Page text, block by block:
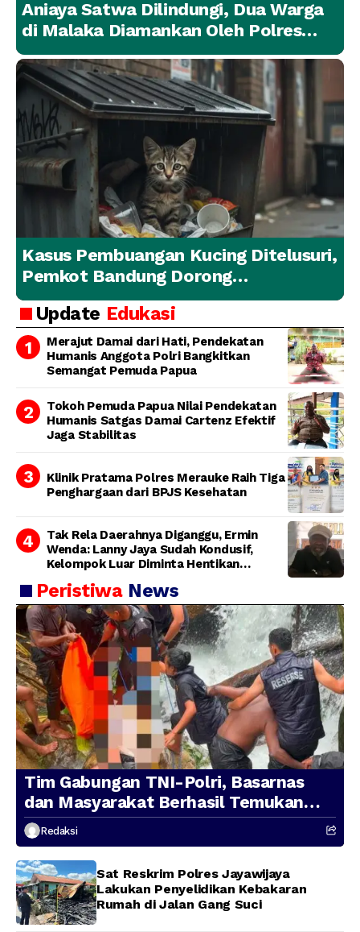
Aniaya Satwa Dilindungi, Dua Warga
di Malaka Diamankan Oleh Polres
Malaka
Kasus Pembuangan Kucing Ditelusuri,
Pemkot Bandung Dorong
Penanganan Hewan yang
Bertanggung Jawab
Update Edukasi
Merajut Damai dari Hati, Pendekatan
Humanis Anggota Polri Bangkitkan
Semangat Pemuda Papua
Tokoh Pemuda Papua Nilai Pendekatan
Humanis Satgas Damai Cartenz Efektif
Jaga Stabilitas
Klinik Pratama Polres Merauke Raih Tiga
Penghargaan dari BPJS Kesehatan
Tak Rela Daerahnya Diganggu, Ermin
Wenda: Lanny Jaya Sudah Kondusif,
Kelompok Luar Diminta Hentikan
Peristiwa News
Tim Gabungan TNI-Polri, Basarnas
dan Masyarakat Berhasil Temukan
Presenter TVRI Papua Barat yang
Hilang di Sungai Memti
Redaksi
Sat Reskrim Polres Jayawijaya
Lakukan Penyelidikan Kebakaran
Rumah di Jalan Gang Suci